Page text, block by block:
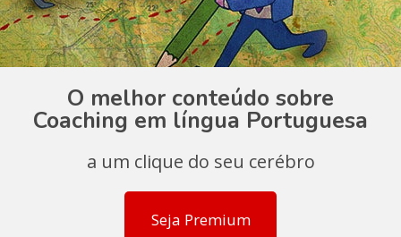
O melhor conteúdo sobre
Coaching em língua Portuguesa
a um clique do seu cerébro
Seja Premium